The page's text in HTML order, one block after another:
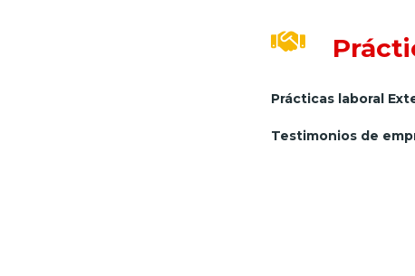
Prácticas laboral
Testimonios de